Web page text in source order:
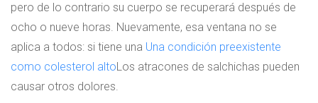
pero de lo contrario su cuerpo se recuperará después de
ocho o nueve horas. Nuevamente, esa ventana no se
aplica a todos: si tiene una Una condición preexistente
como colesterol altoLos atracones de salchichas pueden
causar otros dolores.